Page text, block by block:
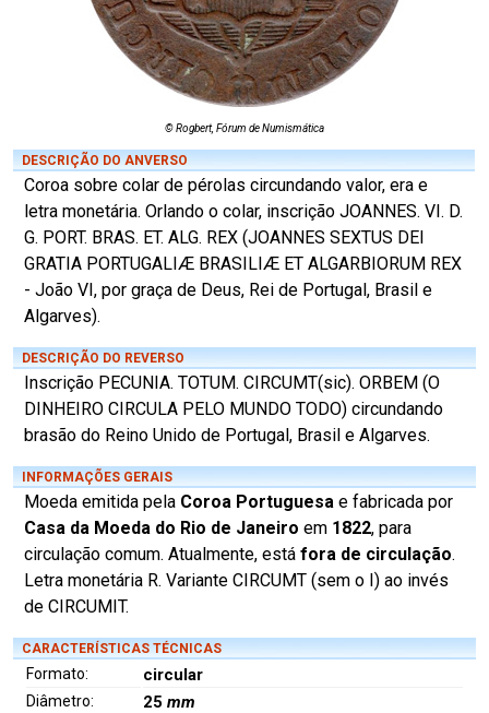
© Rogbert, Fórum de Numismática
DESCRIÇÃO DO ANVERSO
Coroa sobre colar de pérolas circundando valor, era e
letra monetária. Orlando o colar, inscrição JOANNES. VI. D.
G. PORT. BRAS. ET. ALG. REX (JOANNES SEXTUS DEI
GRATIA PORTUGALIÆ BRASILIÆ ET ALGARBIORUM REX
- João VI, por graça de Deus, Rei de Portugal, Brasil e
Algarves).
DESCRIÇÃO DO REVERSO
Inscrição PECUNIA. TOTUM. CIRCUMT(sic). ORBEM (O
DINHEIRO CIRCULA PELO MUNDO TODO) circundando
brasão do Reino Unido de Portugal, Brasil e Algarves.
INFORMAÇÕES GERAIS
Moeda emitida pela Coroa Portuguesa e fabricada por
Casa da Moeda do Rio de Janeiro em 1822, para
circulação comum. Atualmente, está fora de circulação.
Letra monetária R. Variante CIRCUMT (sem o I) ao invés
de CIRCUMIT.
CARACTERÍSTICAS TÉCNICAS
Formato: circular
Diâmetro: 25 mm